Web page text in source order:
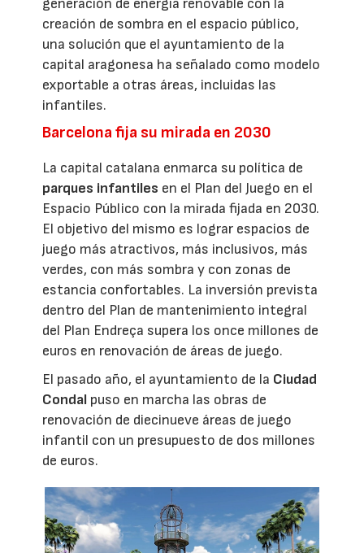
generación de energía renovable con la
creación de sombra en el espacio público,
una solución que el ayuntamiento de la
capital aragonesa ha señalado como modelo
exportable a otras áreas, incluidas las
infantiles.
Barcelona fija su mirada en 2030
La capital catalana enmarca su política de
parques infantiles en el Plan del Juego en el
Espacio Público con la mirada fijada en 2030.
El objetivo del mismo es lograr espacios de
juego más atractivos, más inclusivos, más
verdes, con más sombra y con zonas de
estancia confortables. La inversión prevista
dentro del Plan de mantenimiento integral
del Plan Endreça supera los once millones de
euros en renovación de áreas de juego.
El pasado año, el ayuntamiento de la Ciudad
Condal puso en marcha las obras de
renovación de diecinueve áreas de juego
infantil con un presupuesto de dos millones
de euros.